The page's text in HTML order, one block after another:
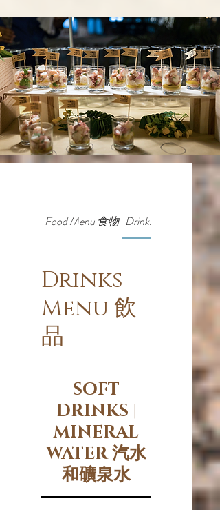
Food Menu 食物 Drinks Menu 飲品
Drinks
Menu 飲
品
SOFT
DRINKS |
MINERAL
WATER 汽水
和礦泉水